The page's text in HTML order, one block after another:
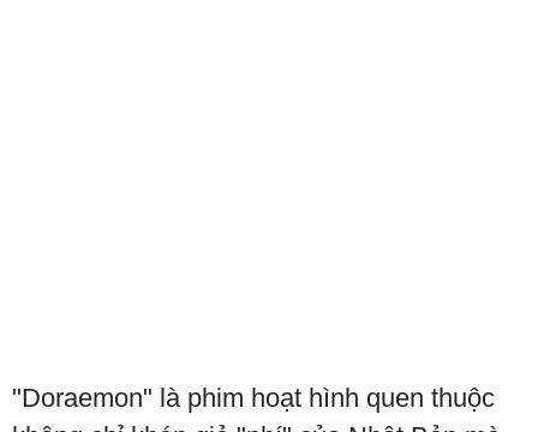
"Doraemon" là phim hoạt hình quen thuộc